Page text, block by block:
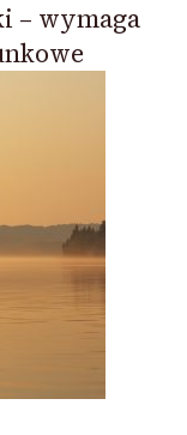
– wymaga